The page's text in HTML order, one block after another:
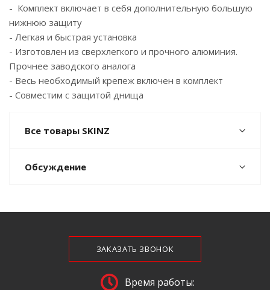
- Комплект включает в себя дополнительную большую
нижнюю защиту
- Легкая и быстрая установка
- Изготовлен из сверхлегкого и прочного алюминия.
Прочнее заводского аналога
- Весь необходимый крепеж включен в комплект
- Совместим с защитой днища
Все товары SKINZ
Обсуждение
ЗАКАЗАТЬ ЗВОНОК
Время работы: